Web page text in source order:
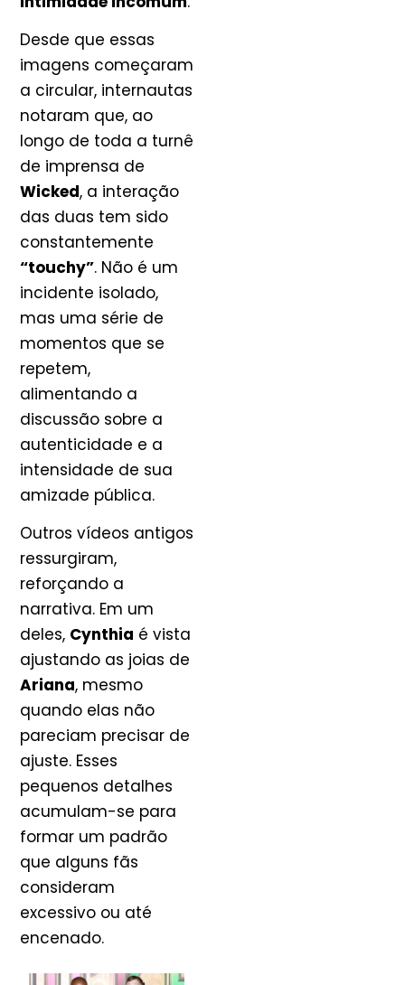
Desde que essas
imagens começaram
a circular, internautas
notaram que, ao
longo de toda a turnê
de imprensa de
Wicked, a interação
das duas tem sido
constantemente
“touchy”. Não é um
incidente isolado,
mas uma série de
momentos que se
repetem,
alimentando a
discussão sobre a
autenticidade e a
intensidade de sua
amizade pública.
Outros vídeos antigos
ressurgiram,
reforçando a
narrativa. Em um
deles, Cynthia é vista
ajustando as joias de
Ariana, mesmo
quando elas não
pareciam precisar de
ajuste. Esses
pequenos detalhes
acumulam-se para
formar um padrão
que alguns fãs
consideram
excessivo ou até
encenado.